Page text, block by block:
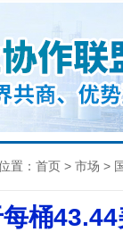
置： 首页 > 市场 >
桶